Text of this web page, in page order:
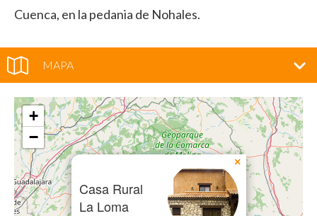
Cuenca, en la pedania de Nohales.
MAPA
Casa Rural
La Loma
×
+
−